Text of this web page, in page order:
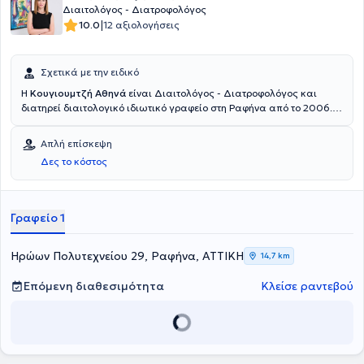
Διαιτολόγος - Διατροφολόγος
10.0|12 αξιολογήσεις
Σχετικά με την ειδικό
Η Κουγιουμτζή Αθηνά είναι Διαιτολόγος - Διατροφολόγος και
διατηρεί διαιτολογικό ιδιωτικό γραφείο στη Ραφήνα από το 2006.
Απλή επίσκεψη
Δες το κόστος
Γραφείο 1
Ηρώων Πολυτεχνείου 29, Ραφήνα, ΑΤΤΙΚΗ 14,7 km
Επόμενη διαθεσιμότητα Κλείσε ραντεβού